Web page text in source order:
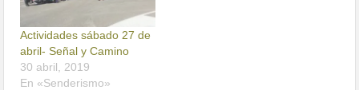
Actividades sábado 27 de
abril- Señal y Camino
30 abril, 2019
En «Senderismo»